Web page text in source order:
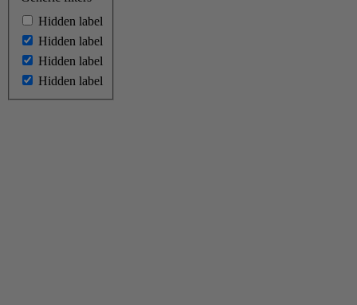
Hidden label
Hidden label
Hidden label
Hidden label